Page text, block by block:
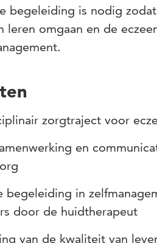
begeleiding is nodig
leren omgaan en de
zorgtraject voor
en
begeleiding in
door de huidtherapeut
van de kwaliteit van